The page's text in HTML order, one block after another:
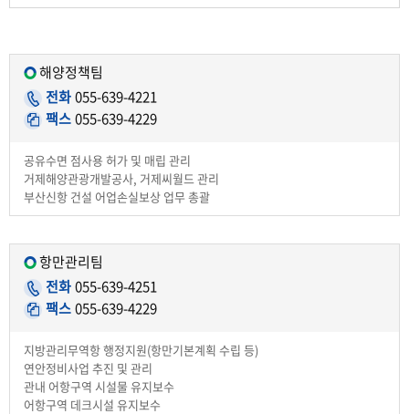
해양정책팀
전화055-639-4221
팩스055-639-4229
공유수면 점사용 허가 및 매립 관리
거제해양관광개발공사, 거제씨월드 관리
부산신항 건설 어업손실보상 업무 총괄
항만관리팀
전화055-639-4251
팩스055-639-4229
지방관리무역항 행정지원(항만기본계획 수립 등)
연안정비사업 추진 및 관리
관내 어항구역 시설물 유지보수
어항구역 데크시설 유지보수